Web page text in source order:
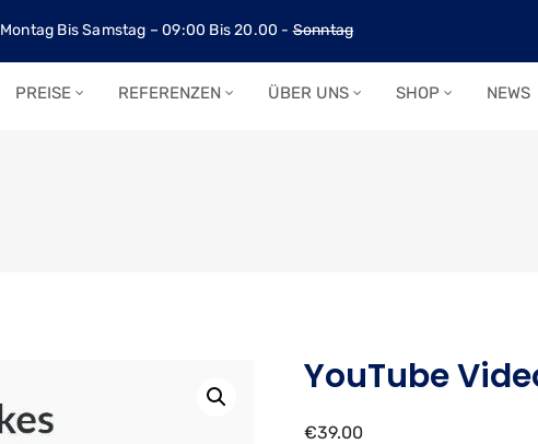
Montag Bis Samstag – 09:00 Bis 20.00 -Sonntag
PREISE REFERENZEN ÜBER UNS SHOP NEWS
YouTube
€39.00